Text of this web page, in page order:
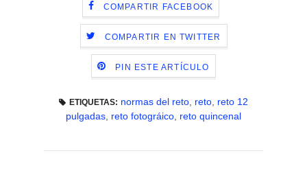
COMPARTIR FACEBOOK
COMPARTIR EN TWITTER
PIN ESTE ARTÍCULO
ETIQUETAS: normas del reto, reto, reto 12
pulgadas, reto fotográico, reto quincenal